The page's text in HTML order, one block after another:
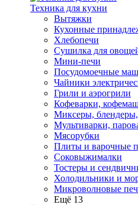
Техника для кухни
Вытяжки
Кухонные
Хлебопечи
Сушилка для
Мини-печи
Посудомоечные
Чайники
Грили и аэрогрили
Кофеварки,
Миксеры,
Мультиварки,
Мясорубки
Плиты и варочные
Соковыжималки
Тостеры и
Холодильники и
Микроволновые
Ещё 13